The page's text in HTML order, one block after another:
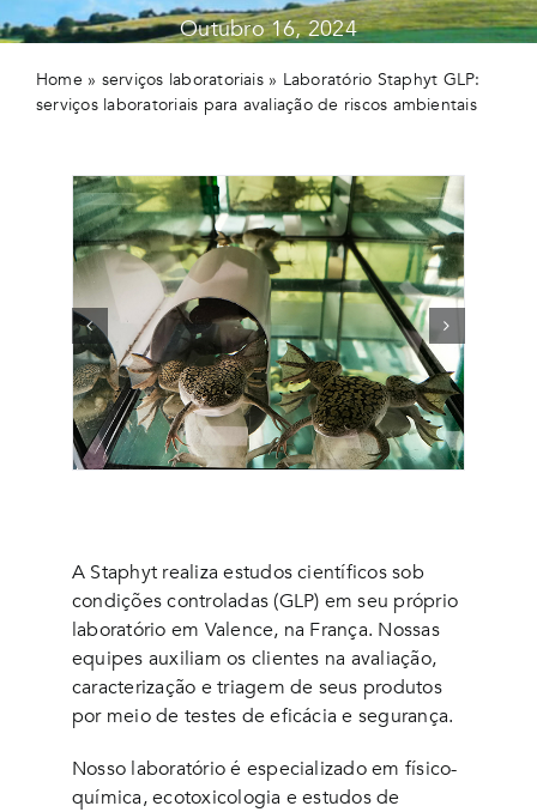
Outubro 16, 2024
Home » serviços laboratoriais» Laboratório Staphyt GLP:
serviços laboratoriais para avaliação de riscos ambientais
A Staphyt realiza estudos científicos sob
condições controladas (GLP) em seu próprio
laboratório em Valence, na França. Nossas
equipes auxiliam os clientes na avaliação,
caracterização e triagem de seus produtos
por meio de testes de eficácia e segurança.
Nosso laboratório é especializado em físico-
química, ecotoxicologia e estudos de